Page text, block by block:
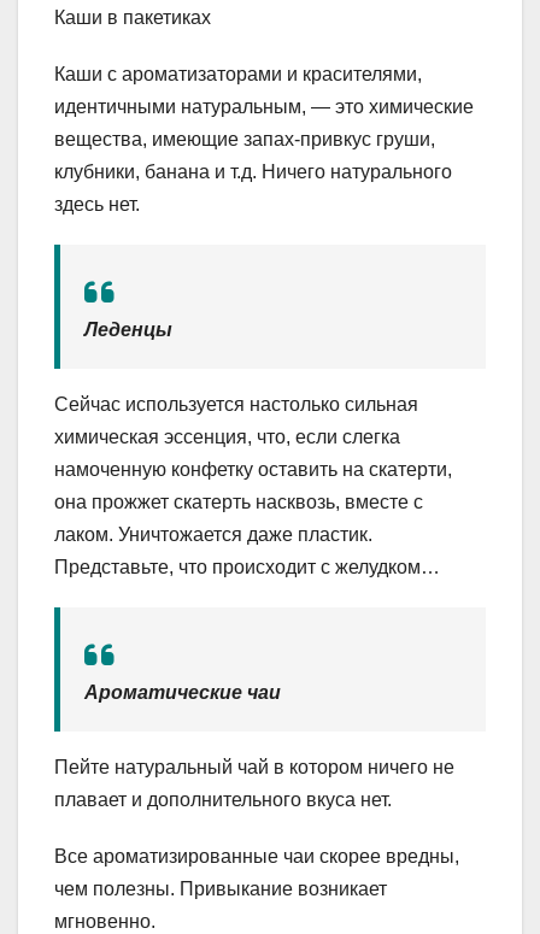
Каши в пакетиках
Каши с ароматизаторами и красителями,
идентичными натуральным, — это химические
вещества, имеющие запах-привкус груши,
клубники, банана и т.д. Ничего натурального
здесь нет.
Леденцы
Сейчас используется настолько сильная
химическая эссенция, что, если слегка
намоченную конфетку оставить на скатерти,
она прожжет скатерть насквозь, вместе с
лаком. Уничтожается даже пластик.
Представьте, что происходит с желудком…
Ароматические чаи
Пейте натуральный чай в котором ничего не
плавает и дополнительного вкуса нет.
Все ароматизированные чаи скорее вредны,
чем полезны. Привыкание возникает
мгновенно.